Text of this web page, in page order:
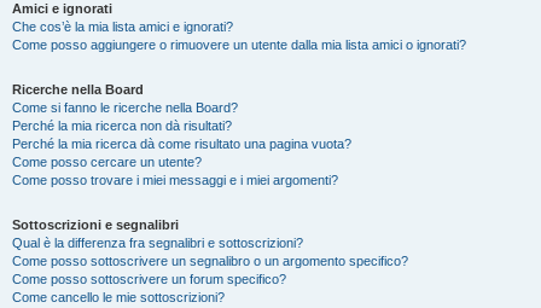
Amici e ignorati
Che cos’è la mia lista amici e ignorati?
Come posso aggiungere o rimuovere un utente dalla mia lista amici o ignorati?
Ricerche nella Board
Come si fanno le ricerche nella Board?
Perché la mia ricerca non dà risultati?
Perché la mia ricerca dà come risultato una pagina vuota?
Come posso cercare un utente?
Come posso trovare i miei messaggi e i miei argomenti?
Sottoscrizioni e segnalibri
Qual è la differenza fra segnalibri e sottoscrizioni?
Come posso sottoscrivere un segnalibro o un argomento specifico?
Come posso sottoscrivere un forum specifico?
Come cancello le mie sottoscrizioni?